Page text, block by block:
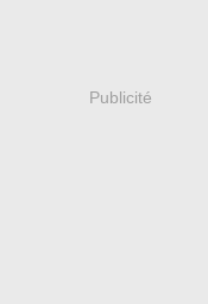
Publicité